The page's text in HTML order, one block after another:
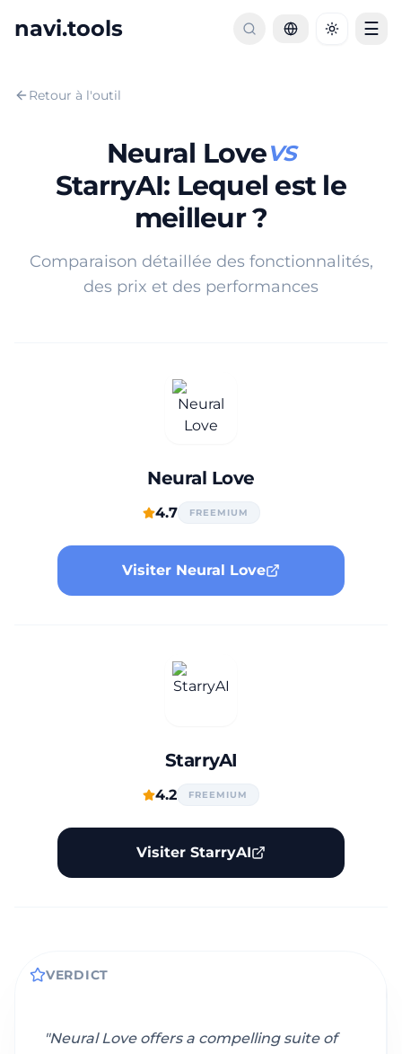
navi.tools Toggle
☰
Retour à l'outil
Neural LoveVS
StarryAI: Lequel est le
meilleur ?
Comparaison détaillée des fonctionnalités,
des prix et des performances
Neural Love
4.7 FREEMIUM
Visiter Neural Love
StarryAI
4.2 FREEMIUM
Visiter StarryAI
VERDICT
"Neural Love offers a compelling suite of